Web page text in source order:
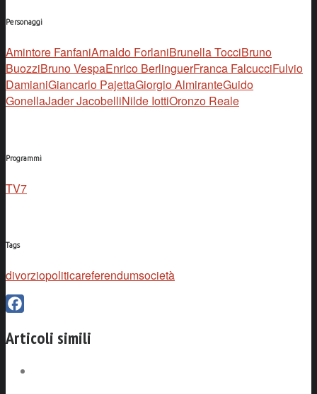
Personaggi
Amintore FanfaniArnaldo ForlaniBrunella TocciBruno
BuozziBruno VespaEnrico BerlinguerFranca FalcucciFulvio
DamianiGiancarlo PajettaGiorgio AlmiranteGuido
GonellaJader JacobelliNilde IottiOronzo Reale
Programmi
TV7
Tags
divorziopoliticareferendumsocietà
Articoli simili